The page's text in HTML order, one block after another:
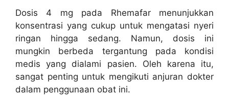
Dosis 4 mg pada Rhemafar menunjukkan
konsentrasi yang cukup untuk mengatasi nyeri
ringan hingga sedang. Namun, dosis ini
mungkin berbeda tergantung pada kondisi
medis yang dialami pasien. Oleh karena itu,
sangat penting untuk mengikuti anjuran dokter
dalam penggunaan obat ini.